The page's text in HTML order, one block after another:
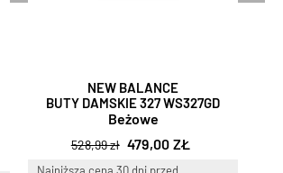
NEW BALANCE
BUTY DAMSKIE 327 WS327GD
Beżowe
528,99 zł 479,00 ZŁ